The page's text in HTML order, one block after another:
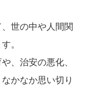
世の中や人間関
。
、治安の悪化、
かなか思い切り